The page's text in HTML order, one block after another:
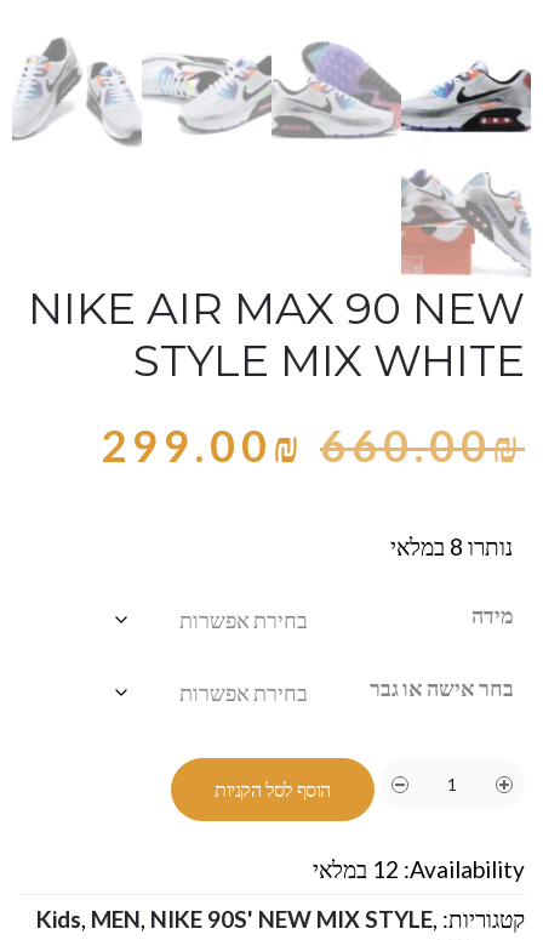
NIKE AIR MAX 90 NEW
STYLE MIX WHITE
660.00₪
299.00₪
נותרו 8 במלאי
מידה
בחר אישה או גבר
הוסף לסל הקניות
Availability: 12 במלאי
קטגוריות:
Kids, MEN, NIKE 90S' NEW MIX STYLE,